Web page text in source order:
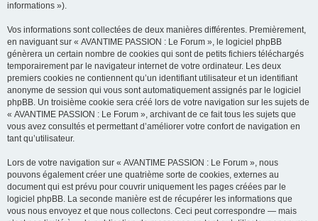
informations »).
Vos informations sont collectées de deux manières différentes. Premièrement,
en naviguant sur « AVANTIME PASSION : Le Forum », le logiciel phpBB
génèrera un certain nombre de cookies qui sont de petits fichiers téléchargés
temporairement par le navigateur internet de votre ordinateur. Les deux
premiers cookies ne contiennent qu’un identifiant utilisateur et un identifiant
anonyme de session qui vous sont automatiquement assignés par le logiciel
phpBB. Un troisième cookie sera créé lors de votre navigation sur les sujets de
« AVANTIME PASSION : Le Forum », archivant de ce fait tous les sujets que
vous avez consultés et permettant d’améliorer votre confort de navigation en
tant qu’utilisateur.
Lors de votre navigation sur « AVANTIME PASSION : Le Forum », nous
pouvons également créer une quatrième sorte de cookies, externes au
document qui est prévu pour couvrir uniquement les pages créées par le
logiciel phpBB. La seconde manière est de récupérer les informations que
vous nous envoyez et que nous collectons. Ceci peut correspondre — mais